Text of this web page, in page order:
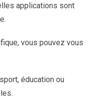
applications sont
vous pouvez vous
éducation ou